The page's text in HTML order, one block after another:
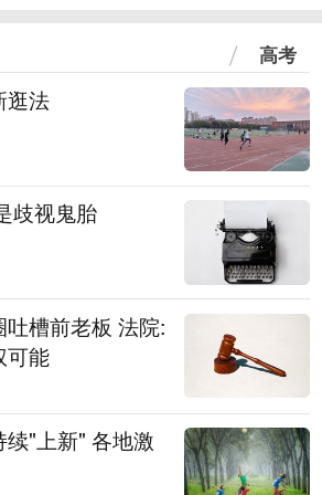
高考
逛法
歧视鬼胎
槽前老板 法院:
可能
"上新" 各地激